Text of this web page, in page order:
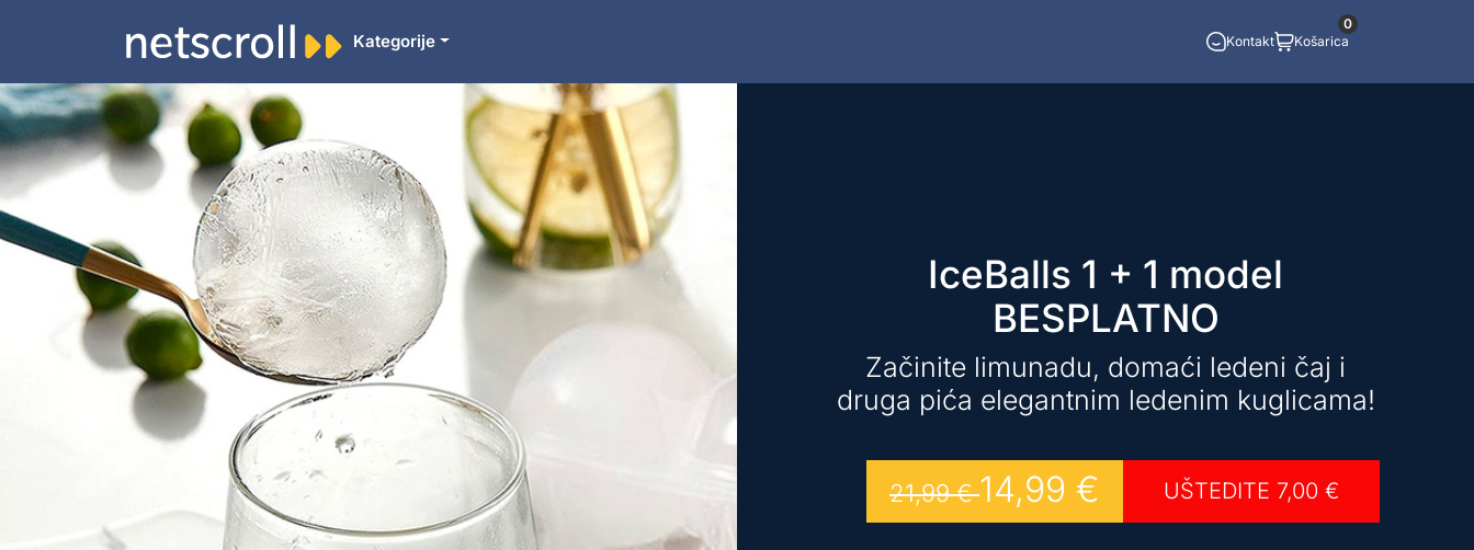
Kategorije Kontakt Košarica
0
IceBalls 1 + 1 model
BESPLATNO
Začinite limunadu, domaći ledeni čaj i
druga pića elegantnim ledenim kuglicama!
21,99€ 14,99 € UŠTEDITE 7,00 €